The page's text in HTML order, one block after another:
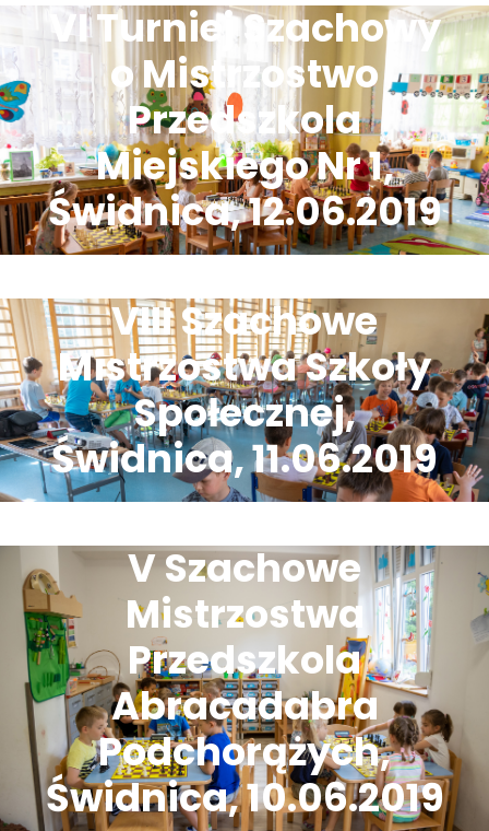
VI Turniej Szachowy
o Mistrzostwo
Przedszkola
Miejskiego Nr 1,
Świdnica, 12.06.2019
VIII Szachowe
Mistrzostwa Szkoły
Społecznej,
Świdnica, 11.06.2019
V Szachowe
Mistrzostwa
Przedszkola
Abracadabra
Podchorążych,
Świdnica, 10.06.2019